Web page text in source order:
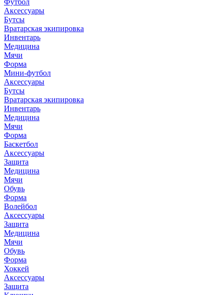
Футбол
Аксессуары
Бутсы
Вратарская экипировка
Инвентарь
Медицина
Мячи
Форма
Мини-футбол
Аксессуары
Бутсы
Вратарская экипировка
Инвентарь
Медицина
Мячи
Форма
Баскетбол
Аксессуары
Защита
Медицина
Мячи
Обувь
Форма
Волейбол
Аксессуары
Защита
Медицина
Мячи
Обувь
Форма
Хоккей
Аксессуары
Защита